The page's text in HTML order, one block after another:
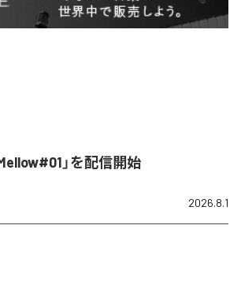
」を配信開始
2026.8.1